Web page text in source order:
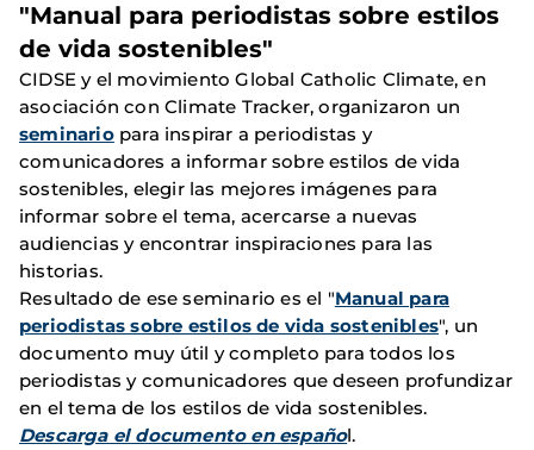
"Manual para periodistas sobre estilos
de vida sostenibles"
CIDSE y el movimiento Global Catholic Climate, en
asociación con Climate Tracker, organizaron un
seminariopara inspirar a periodistas y
comunicadores a informar sobre estilos de vida
sostenibles, elegir las mejores imágenes para
informar sobre el tema, acercarse a nuevas
audiencias y encontrar inspiraciones para las
historias.
Resultado de ese seminario es el "Manual para
periodistas sobre estilos de vida sostenibles", un
documento muy útil y completo para todos los
periodistas y comunicadores que deseen profundizar
en el tema de los estilos de vida sostenibles.
Descarga el documento en español.